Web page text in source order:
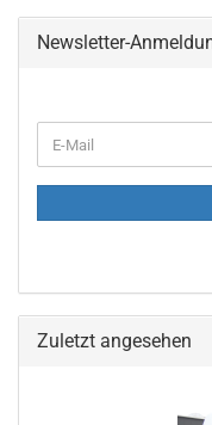
Newsletter-
Zuletzt angesehen